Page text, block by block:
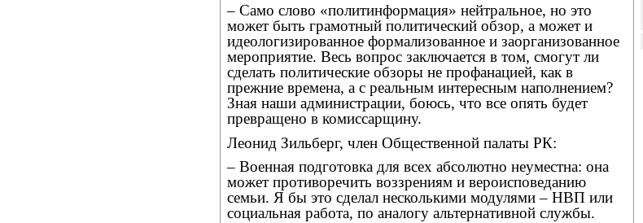
– Само слово «политинформация» нейтральное, но это
может быть грамотный политический обзор, а может и
идеологизированное формализованное и заорганизованное
мероприятие. Весь вопрос заключается в том, смогут ли
сделать политические обзоры не профанацией, как в
прежние времена, а с реальным интересным наполнением?
Зная наши администрации, боюсь, что все опять будет
превращено в комиссарщину.
Леонид Зильберг, член Общественной палаты РК:
– Военная подготовка для всех абсолютно неуместна: она
может противоречить воззрениям и вероисповеданию
семьи. Я бы это сделал несколькими модулями – НВП или
социальная работа, по аналогу альтернативной службы.